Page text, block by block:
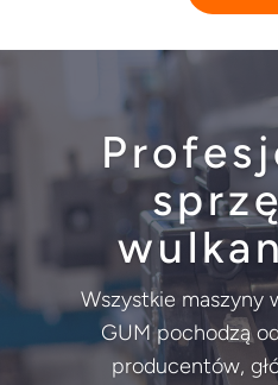
Wszystkie maszyny
GUM pochodzą
producentów,